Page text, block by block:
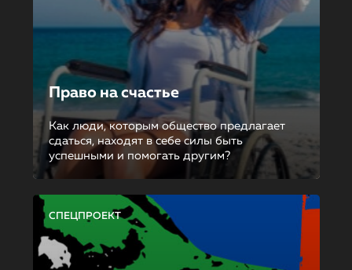
Право на счастье
Как люди, которым общество предлагает
сдаться, находят в себе силы быть
успешными и помогать другим?
СПЕЦПРОЕКТ